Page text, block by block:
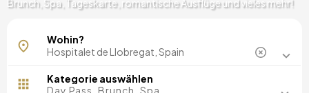
Brunch, Spa, Tageskarte, romantische Ausflüge und vieles mehr!
Wohin?
Kategorie auswählen
Day Pass, Brunch, Spa...